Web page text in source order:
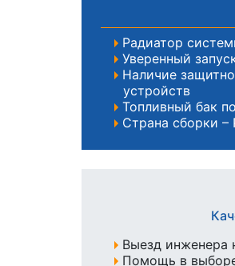
Радиатор
Уверенный
Наличие
устройств
Топливный бак
Страна сборки –
Выезд инженера
Помощь в